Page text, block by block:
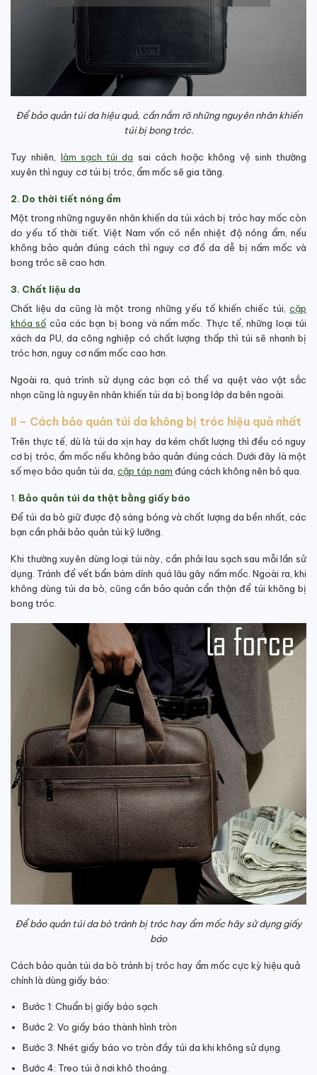
Để bảo quản túi da hiệu quả, cần nắm rõ những nguyên nhân khiến
túi bị bong tróc.
Tuy nhiên, làm sạch túi da sai cách hoặc không vệ sinh thường
xuyên thì nguy cơ túi bị tróc, ẩm mốc sẽ gia tăng.
2. Do thời tiết nóng ẩm
Một trong những nguyên nhân khiến da túi xách bị tróc hay mốc còn
do yếu tố thời tiết. Việt Nam vốn có nền nhiệt độ nóng ẩm, nếu
không bảo quản đúng cách thì nguy cơ đồ da dễ bị nấm mốc và
bong tróc sẽ cao hơn.
3. Chất liệu da
Chất liệu da cũng là một trong những yếu tố khiến chiếc túi, cặp
khóa số của các bạn bị bong và nấm mốc. Thực tế, những loại túi
xách da PU, da công nghiệp có chất lượng thấp thì túi sẽ nhanh bị
tróc hơn, nguy cơ nấm mốc cao hơn.
Ngoài ra, quá trình sử dụng các bạn có thể va quệt vào vật sắc
nhọn cũng là nguyên nhân khiến túi da bị bong lớp da bên ngoài.
II – Cách bảo quản túi da không bị tróc hiệu quả nhất
Trên thực tế, dù là túi da xịn hay da kém chất lượng thì đều có nguy
cơ bị tróc, ẩm mốc nếu không bảo quản đúng cách. Dưới đây là một
số mẹo bảo quản túi da, cặp táp nam đúng cách không nên bỏ qua.
1. Bảo quản túi da thật bằng giấy báo
Để túi da bò giữ được độ sáng bóng và chất lượng da bền nhất, các
bạn cần phải bảo quản túi kỹ lưỡng.
Khi thường xuyên dùng loại túi này, cần phải lau sạch sau mỗi lần sử
dụng. Tránh để vết bẩn bám dính quá lâu gây nấm mốc.Ngoài ra, khi
không dùng túi da bò, cũng cần bảo quản cẩn thận để túi không bị
bong tróc.
Để bảo quản túi da bò tránh bị tróc hay ẩm mốc hãy sử dụng giấy
báo
Cách bảo quản túi da bò tránh bị tróc hay ẩm mốc cực kỳ hiệu quả
chính là dùng giấy báo:
Bước 1: Chuẩn bị giấy báo sạch
Bước 2: Vo giấy báo thành hình tròn
Bước 3: Nhét giấy báo vo tròn đầy túi da khi không sử dụng.
Bước 4: Treo túi ở nơi khô thoáng.